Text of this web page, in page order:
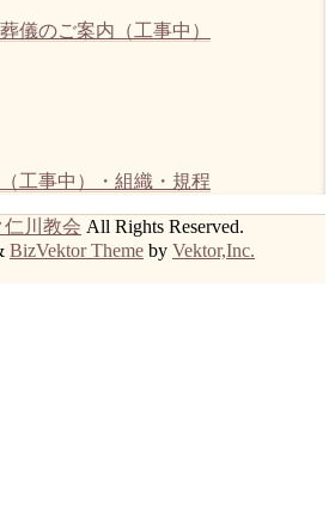
儀のご案内（工事中）
工事中）・組織・規程
仁川教会 All Rights Reserved.
BizVektor Theme by Vektor,Inc.